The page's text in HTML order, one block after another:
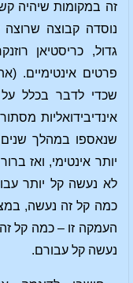
זה במקומות שיהיה
נוסדה קבוצה
גדול, כריסטיאן
פרטים אינטימיים.
שכדי לדבר בכלל על
אינדיבידואליות
שנאספו במהלך
יותר אינטימי, ואז
לא נעשה קל יותר
כמה קל זה נעשה,
העמקה זו – כמה קל
נעשה קל עבורם.